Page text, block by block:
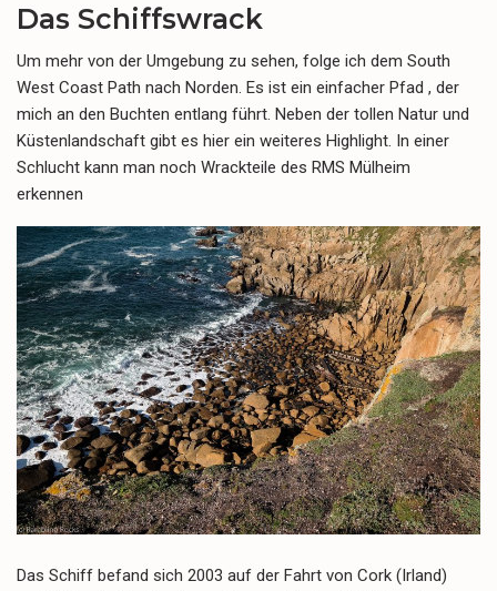
Das Schiffswrack
Um mehr von der Umgebung zu sehen, folge ich dem South
West Coast Path nach Norden. Es ist ein einfacher Pfad , der
mich an den Buchten entlang führt. Neben der tollen Natur und
Küstenlandschaft gibt es hier ein weiteres Highlight. In einer
Schlucht kann man noch Wrackteile des RMS Mülheim
erkennen
Das Schiff befand sich 2003 auf der Fahrt von Cork (Irland)